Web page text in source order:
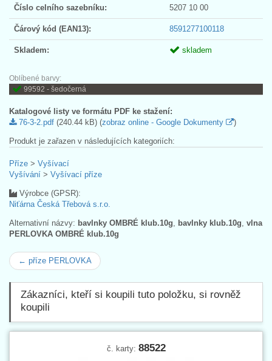
Číslo celního sazebníku: 5207 10 00
Čárový kód (EAN13): 8591277100118
Skladem: skladem
Oblíbené barvy:
99592 - šedočerná
Katalogové listy ve formátu PDF ke stažení:
76-3-2.pdf (240.44 kB) (zobraz online - Google Dokumenty )
Produkt je zařazen v následujících kategoriích:
Příze > Vyšívací
Vyšívání > Vyšívací příze
Výrobce (GPSR):
Niťárna Česká Třebová s.r.o.
Alternativní názvy: bavlnky OMBRÉ klub.10g bavlnky klub.10g vlna
PERLOVKA OMBRÉ klub.10g
← příze PERLOVKA
Zákazníci, kteří si koupili tuto položku, si rovněž
koupili
č. karty: 88522